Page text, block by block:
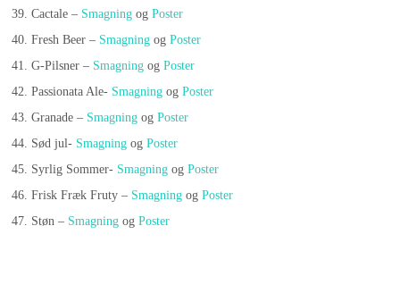
Cactale – Smagning ogPoster
Fresh Beer – Smagning ogPoster
G-Pilsner – Smagning ogPoster
Passionata Ale- Smagning ogPoster
Granade – Smagning ogPoster
Sød jul- Smagning ogPoster
Syrlig Sommer- Smagning ogPoster
Frisk Fræk Fruty – Smagning ogPoster
Støn – Smagning ogPoster